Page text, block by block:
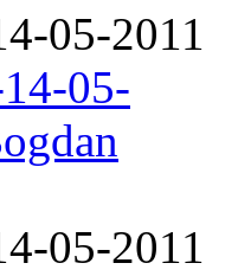
05-2011
05-2011